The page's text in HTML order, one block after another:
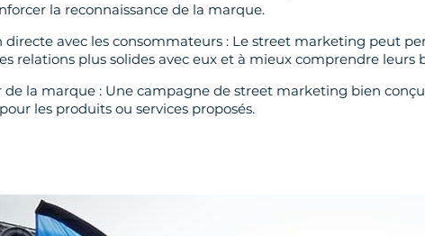
la reconnaissance de la marque.
directe avec les consommateurs : Le street marketing peut
relations plus solides avec eux et à mieux comprendre leurs
de la marque : Une campagne de street marketing bien
les produits ou services proposés.